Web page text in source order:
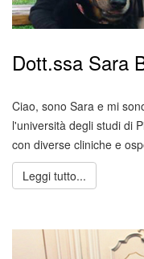
Dott.ssa Sara
Ciao, sono Sara e mi
l'università degli studi di
con diverse cliniche e
Leggi tutto...